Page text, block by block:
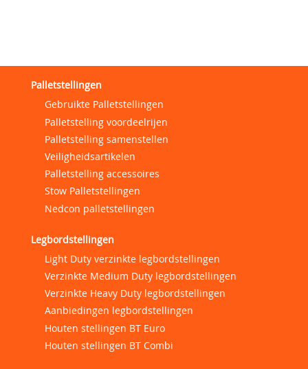
Palletstellingen
Gebruikte Palletstellingen
Palletstelling voordeelrijen
Palletstelling samenstellen
Veiligheidsartikelen
Palletstelling accessoires
Stow Palletstellingen
Nedcon palletstellingen
Legbordstellingen
Light Duty verzinkte legbordstellingen
Verzinkte Medium Duty legbordstellingen
Verzinkte Heavy Duty legbordstellingen
Aanbiedingen legbordstellingen
Houten stellingen BT Euro
Houten stellingen BT Combi